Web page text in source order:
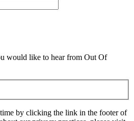
would like to hear from Out Of
by clicking the link in the footer of